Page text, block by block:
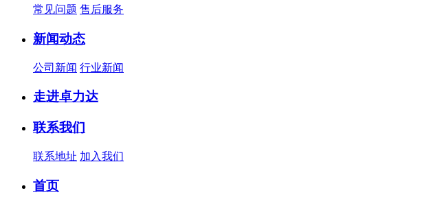
常见问题 售后服务
新闻动态
公司新闻 行业新闻
走进卓力达
联系我们
联系地址 加入我们
首页